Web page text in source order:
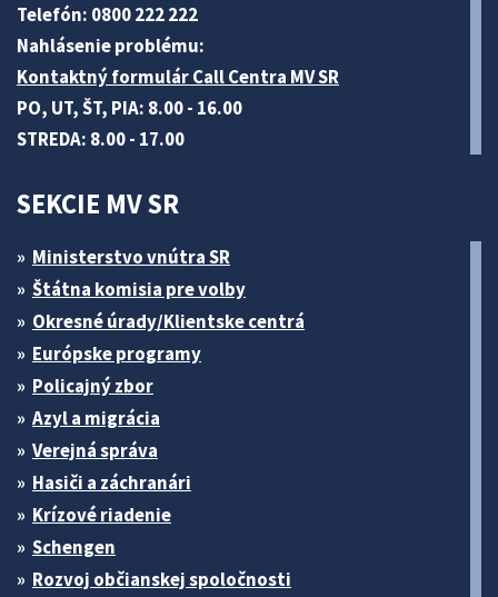
Telefón: 0800 222 222
Nahlásenie problému:
Kontaktný formulár Call Centra MV SR
PO, UT, ŠT, PIA: 8.00 - 16.00
STREDA: 8.00 - 17.00
SEKCIE MV SR
Ministerstvo vnútra SR
Štátna komisia pre volby
Okresné úrady/Klientske centrá
Európske programy
Policajný zbor
Azyl a migrácia
Verejná správa
Hasiči a záchranári
Krízové riadenie
Schengen
Rozvoj občianskej spoločnosti